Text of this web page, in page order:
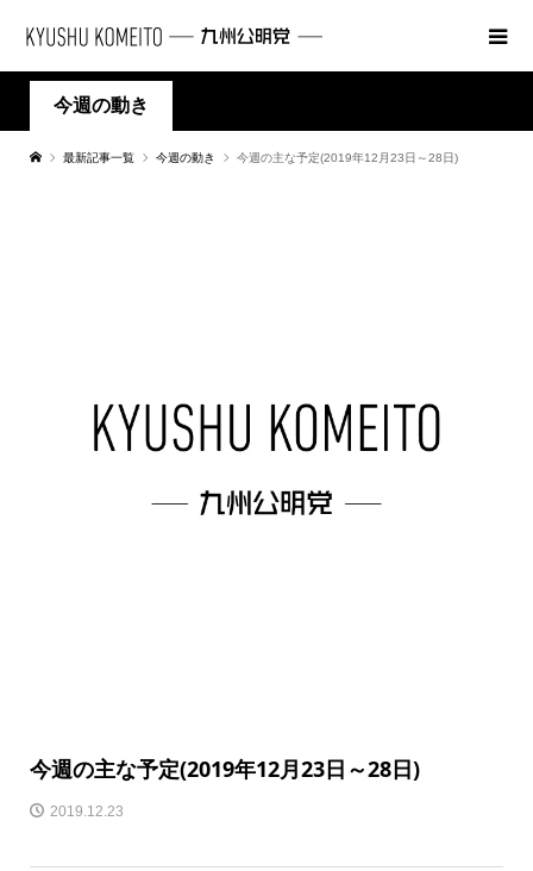
今週の動き
最新記事一覧 今週の動き 今週の主な予定(2019年12月23日～28日)
今週の主な予定(2019年12月23日～28日)
2019.12.23